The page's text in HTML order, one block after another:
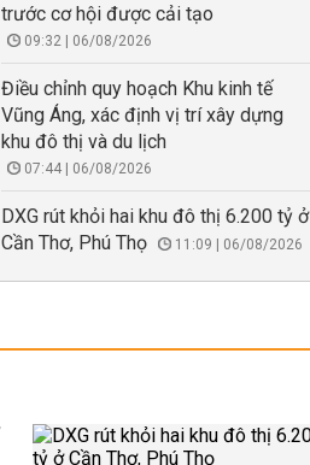
trước cơ hội được cải tạo
09:32 | 06/08/2026
Điều chỉnh quy hoạch Khu kinh tế
Vũng Áng, xác định vị trí xây dựng
khu đô thị và du lịch
07:44 | 06/08/2026
DXG rút khỏi hai khu đô thị 6.200 tỷ ở
Cần Thơ, Phú Thọ
11:09 | 06/08/2026